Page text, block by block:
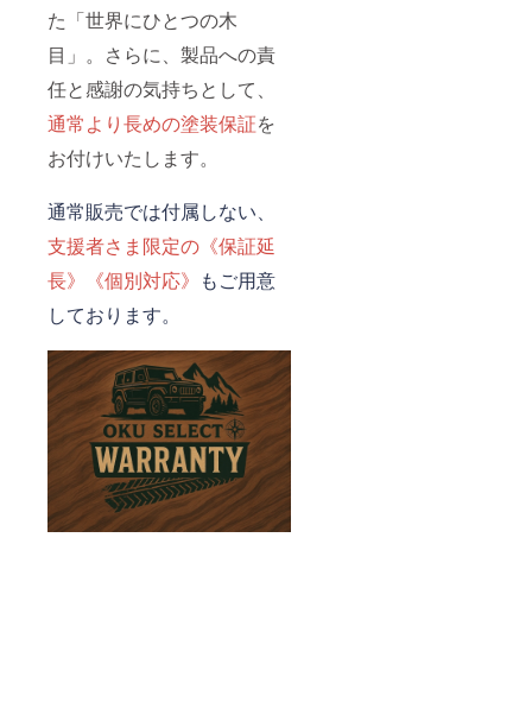
た「世界にひとつの木
目」。さらに、製品への責
任と感謝の気持ちとして、
通常より長めの塗装保証を
お付けいたします。
通常販売では付属しない、
支援者さま限定の《保証延
長》《個別対応》 もご用意
しております。